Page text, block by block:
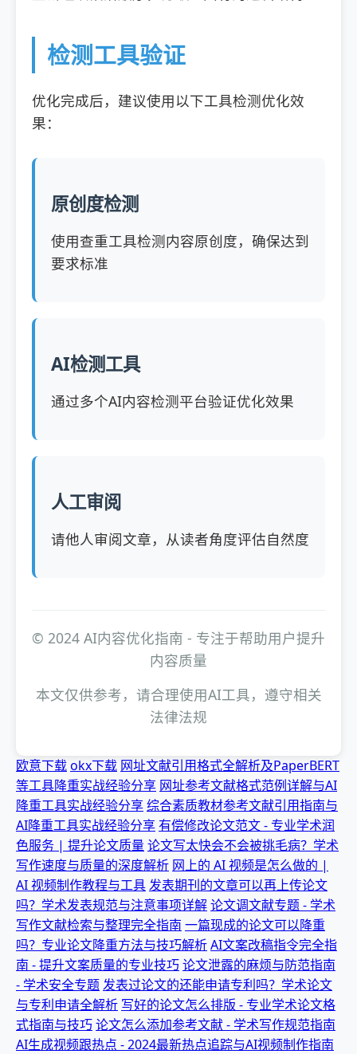
检测工具验证
优化完成后，建议使用以下工具检测优化效
果：
原创度检测
使用查重工具检测内容原创度，确保达到
要求标准
AI检测工具
通过多个AI内容检测平台验证优化效果
人工审阅
请他人审阅文章，从读者角度评估自然度
© 2024 AI内容优化指南 - 专注于帮助用户提升
内容质量
本文仅供参考，请合理使用AI工具，遵守相关
法律法规
欧意下载okx下载 网址文献引用格式全解析及PaperBERT
等工具降重实战经验分享 网址参考文献格式范例详解与AI
降重工具实战经验分享综合素质教材参考文献引用指南与
AI降重工具实战经验分享有偿修改论文范文 - 专业学术润
色服务 | 提升论文质量论文写太快会不会被挑毛病？学术
写作速度与质量的深度解析 网上的 AI 视频是怎么做的 |
AI 视频制作教程与工具发表期刊的文章可以再上传论文
吗？学术发表规范与注意事项详解论文调文献专题 - 学术
写作文献检索与整理完全指南 一篇现成的论文可以降重
吗？专业论文降重方法与技巧解析AI文案改稿指令完全指
南 - 提升文案质量的专业技巧论文泄露的麻烦与防范指南
- 学术安全专题发表过论文的还能申请专利吗？学术论文
与专利申请全解析 写好的论文怎么排版 - 专业学术论文格
式指南与技巧论文怎么添加参考文献 - 学术写作规范指南
AI生成视频跟热点 - 2024最新热点追踪与AI视频制作指南